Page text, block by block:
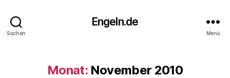
Suchen
Engeln.de
Menü
Monat: November 2010